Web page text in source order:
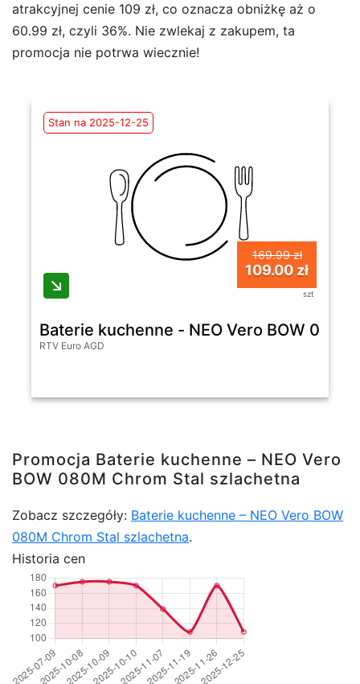
atrakcyjnej cenie 109 zł, co oznacza obniżkę aż o
60.99 zł, czyli 36%. Nie zwlekaj z zakupem, ta
promocja nie potrwa wiecznie!
Stan na 2025-12-25
169.99 zł
109.00 zł
szt
Baterie kuchenne - NEO Vero BOW
RTV Euro AGD
Promocja Baterie kuchenne – NEO Vero
BOW 080M Chrom Stal szlachetna
Zobacz szczegóły: Baterie kuchenne – NEO Vero BOW
080M Chrom Stal szlachetna.
Historia cen